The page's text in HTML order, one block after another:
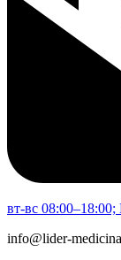
вт-вс
info@lider-